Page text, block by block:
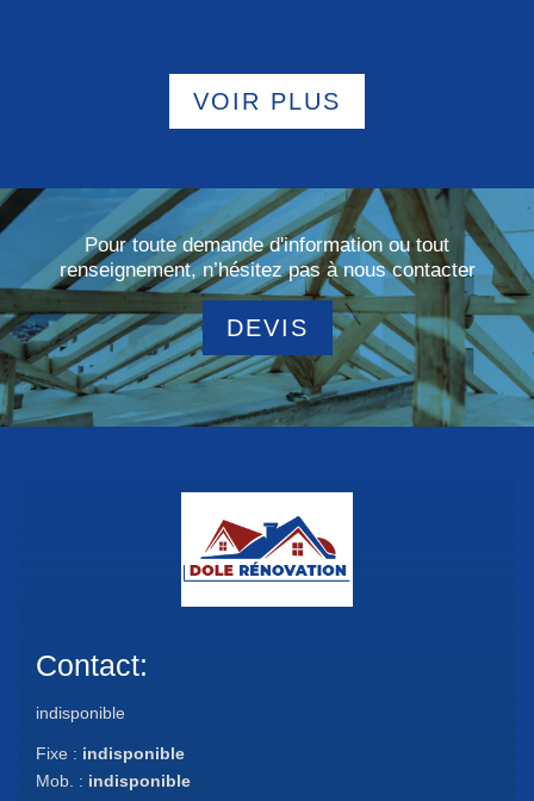
VOIR PLUS
Pour toute demande d'information ou tout
renseignement, n’hésitez pas à nous contacter
DEVIS
Contact:
indisponible
Fixe : indisponible
Mob. : indisponible